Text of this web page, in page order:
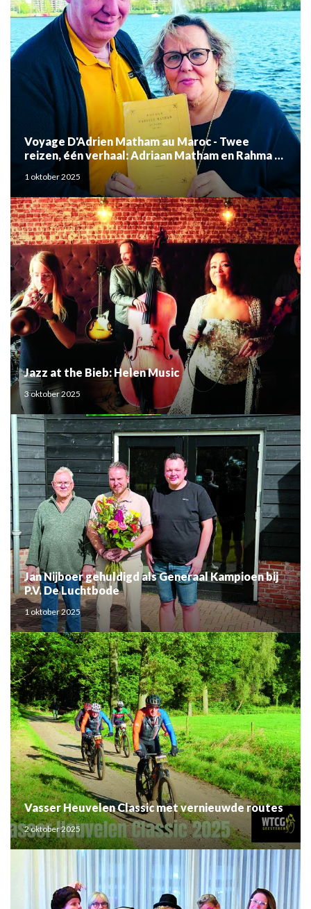
Voyage D'Adrien Matham au Maroc - Twee
reizen, één verhaal: Adriaan Matham en Rahma el
Mouden
1 oktober 2025
Jazz at the Bieb: Helen Music
3 oktober 2025
Jan Nijboer gehuldigd als Generaal Kampioen bij
P.V. De Luchtbode
1 oktober 2025
Vasser Heuvelen Classic met vernieuwde routes
2 oktober 2025